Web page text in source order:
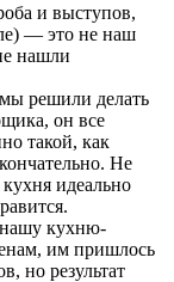
и выступов,
— это не наш
нашли
решили делать
он все
такой, как
Не
идеально
нашу кухню-
им пришлось
но результат